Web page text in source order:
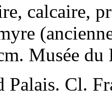
calcaire,
Musée
Palais. Cl.